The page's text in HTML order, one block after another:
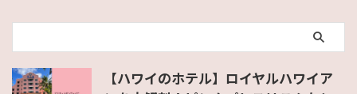
【ハワイのホテル】ロイヤルハワイア